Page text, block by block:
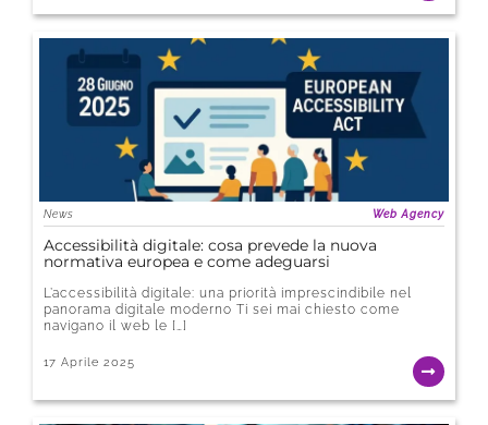
News Web Agency
Accessibilità digitale: cosa prevede la nuova
normativa europea e come adeguarsi
L’accessibilità digitale: una priorità imprescindibile nel
panorama digitale moderno Ti sei mai chiesto come
navigano il web le […]
17 Aprile 2025